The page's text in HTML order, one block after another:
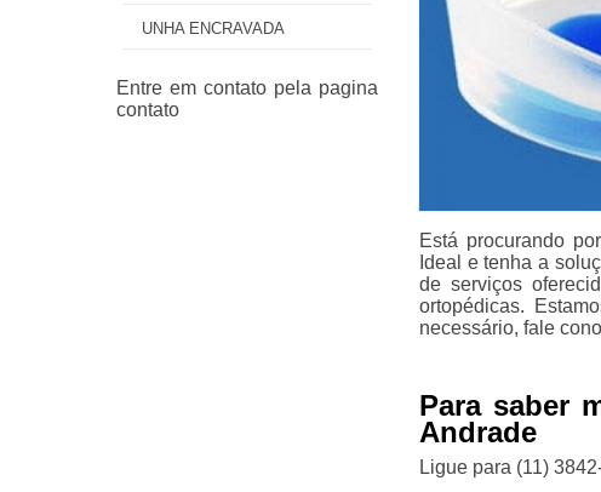
UNHA ENCRAVADA
Está procurando
Ideal e tenha a
de serviços
ortopédicas.
necessário, fale
Para saber
Andrade
Ligue para (11)